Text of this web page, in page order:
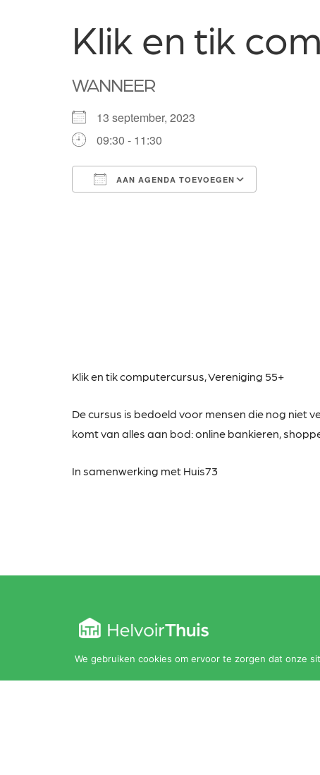
Klik en tik
WANNEER
13 september, 2023
09:30 - 11:30
AAN AGENDA TOEVOEGEN
Klik en tik computercursus,Vereniging 55+
De cursus is bedoeld voor mensen die nog niet
komt van alles aan bod: online bankieren,
In samenwerking met Huis73
Kloosterstraat 30
5268 AC Helvoirt
We gebruiken cookies om ervoor te zorgen dat onze